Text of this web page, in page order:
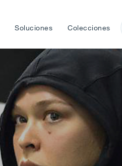
Soluciones Colecciones